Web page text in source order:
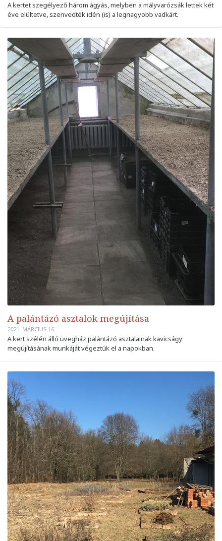
A kertet szegélyező három ágyás, melyben a mályvarózsák lettek két
éve elültetve, szenvedték idén (is) a legnagyobb vadkárt.
A palántázó asztalok megújítása
2021. MÁRCIUS 16.
A kert szélén álló üvegház palántázó asztalainak kavicságy
megújításának munkáját végeztük el a napokban.